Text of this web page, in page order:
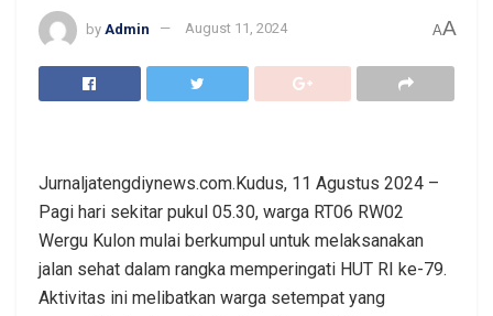
by Admin August 11, 2024 AA
Jurnaljatengdiynews.com.Kudus, 11 Agustus 2024 –
Pagi hari sekitar pukul 05.30, warga RT06 RW02
Wergu Kulon mulai berkumpul untuk melaksanakan
jalan sehat dalam rangka memperingati HUT RI ke-79.
Aktivitas ini melibatkan warga setempat yang